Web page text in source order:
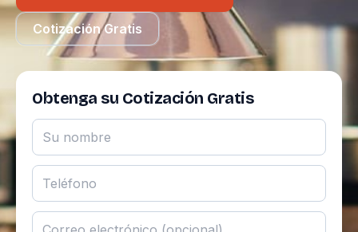
Cotización Gratis
Obtenga su Cotización Gratis